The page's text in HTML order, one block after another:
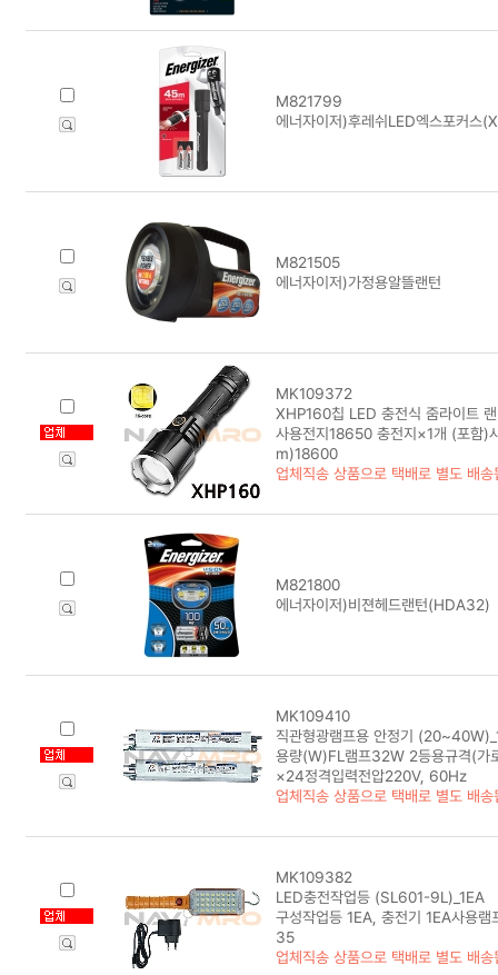
M821799
에너자이저)후레쉬LED엑스포커스
M821505
에너자이저)가정용알뜰랜턴
MK109372
XHP160칩 LED 충전식 줌라이트
사용전지18650 충전지×1개 (포함
m)18600
업체직송 상품으로 택배로 별도 배송
M821800
에너자이저)비젼헤드랜턴(HDA32)
MK109410
직관형광램프용 안정기
용량(W)FL램프32W 2등용규격(
×24정격입력전압220V, 60Hz
업체직송 상품으로 택배로 별도 배송
MK109382
LED충전작업등 (SL601-9L)_1EA
구성작업등 1EA, 충전기 1EA사용
35
업체직송 상품으로 택배로 별도 배송